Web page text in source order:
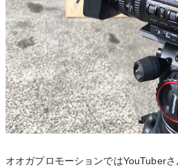
オオガプロモーションではYouTuberさ